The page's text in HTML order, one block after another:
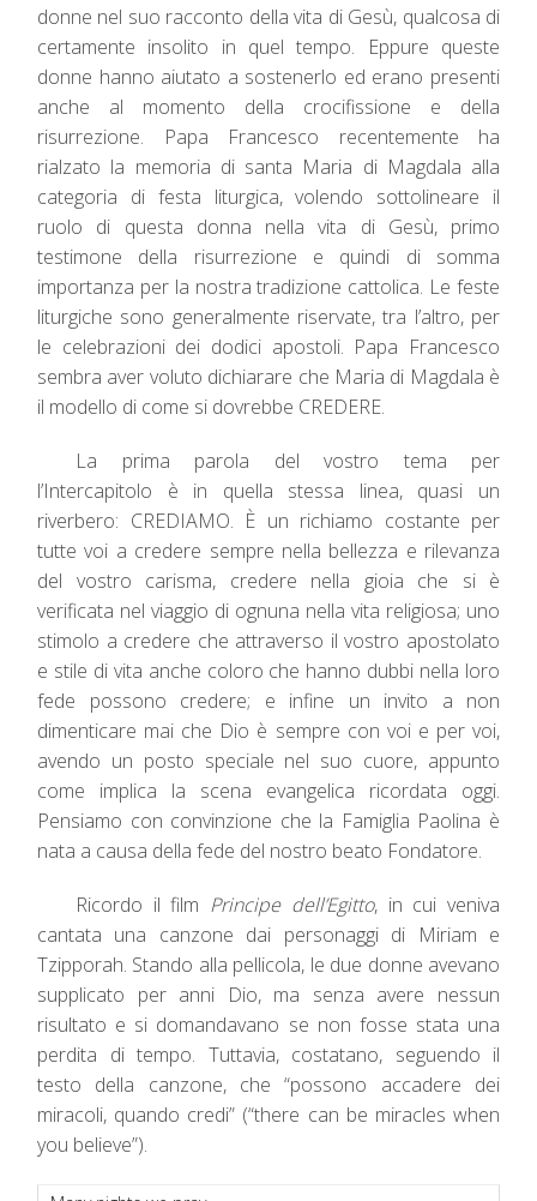
donne nel suo racconto della vita di Gesù, qualcosa di
certamente insolito in quel tempo. Eppure queste
donne hanno aiutato a sostenerlo ed erano presenti
anche al momento della crocifissione e della
risurrezione. Papa Francesco recentemente ha
rialzato la memoria di santa Maria di Magdala alla
categoria di festa liturgica, volendo sottolineare il
ruolo di questa donna nella vita di Gesù, primo
testimone della risurrezione e quindi di somma
importanza per la nostra tradizione cattolica. Le feste
liturgiche sono generalmente riservate, tra l’altro, per
le celebrazioni dei dodici apostoli. Papa Francesco
sembra aver voluto dichiarare che Maria di Magdala è
il modello di come si dovrebbe CREDERE.
La prima parola del vostro tema per
l’Intercapitolo è in quella stessa linea, quasi un
riverbero: CREDIAMO. È un richiamo costante per
tutte voi a credere sempre nella bellezza e rilevanza
del vostro carisma, credere nella gioia che si è
verificata nel viaggio di ognuna nella vita religiosa; uno
stimolo a credere che attraverso il vostro apostolato
e stile di vita anche coloro che hanno dubbi nella loro
fede possono credere; e infine un invito a non
dimenticare mai che Dio è sempre con voi e per voi,
avendo un posto speciale nel suo cuore, appunto
come implica la scena evangelica ricordata oggi.
Pensiamo con convinzione che la Famiglia Paolina è
nata a causa della fede del nostro beato Fondatore.
Ricordo il film Principe dell’Egitto, in cui veniva
cantata una canzone dai personaggi di Miriam e
Tzipporah. Stando alla pellicola, le due donne avevano
supplicato per anni Dio, ma senza avere nessun
risultato e si domandavano se non fosse stata una
perdita di tempo. Tuttavia, costatano, seguendo il
testo della canzone, che “possono accadere dei
miracoli, quando credi” (“there can be miracles when
you believe”).